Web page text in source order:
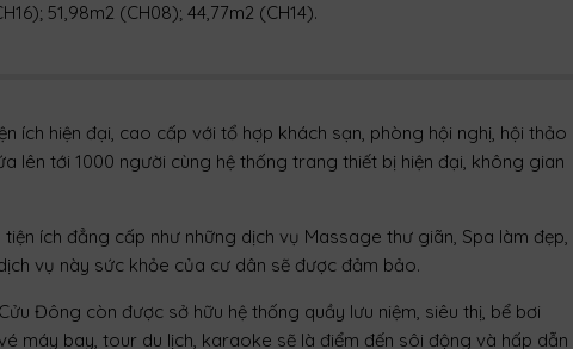
51,98m2 (CH08); 44,77m2 (CH14).
ích hiện đại, cao cấp với tổ hợp khách sạn, phòng hội nghị, hội thảo
lên tới 1000 người cùng hệ thống trang thiết bị hiện đại, không gian
ích đẳng cấp như những dịch vụ Massage thư giãn, Spa làm đẹp,
vụ này sức khỏe của cư dân sẽ được đảm bảo.
Đông còn được sở hữu hệ thống quầy lưu niệm, siêu thị, bể bơi
máy bay, tour du lịch, karaoke sẽ là điểm đến sôi động và hấp dẫn